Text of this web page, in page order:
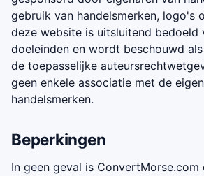
gebruik van handelsmerken, logo's
deze website is uitsluitend bedoeld
doeleinden en wordt beschouwd
de toepasselijke
geen enkele associatie met de
handelsmerken.
Beperkingen
In geen geval is ConvertMorse.com